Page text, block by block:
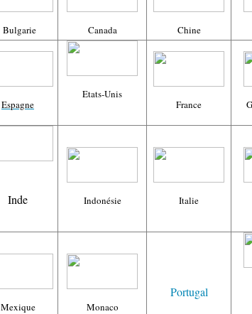
Bulgarie Canada Chine
Espagne
Etats-Unis
France
Inde Indonésie Italie
Mexique Monaco
Portugal